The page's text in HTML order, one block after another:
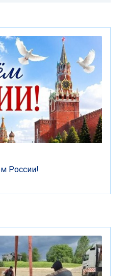
России!